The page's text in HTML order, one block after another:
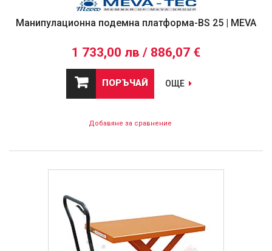
Манипулационна подемна платформа-BS 25 | MEVA
1 733,00 лв / 886,07 €
ПОРЪЧАЙ ОЩЕ
Добавяне за сравнение